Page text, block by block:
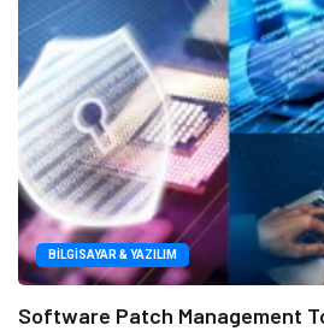
BILGISAYAR & YAZILIM
Software Patch Management